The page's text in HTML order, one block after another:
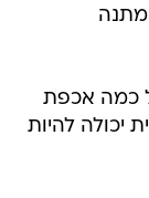
כמה אכפת
יכולה להיות